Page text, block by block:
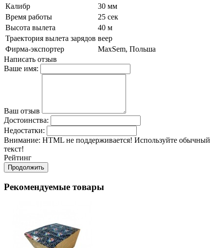
Калибр
30 мм
Время работы
25 сек
Высота вылета
40 м
Траектория вылета зарядов веер
Фирма-экспортер
MaxSem, Польша
Написать отзыв
Ваше имя:
Ваш отзыв
Достоинства:
Недостатки:
Внимание: HTML не поддерживается! Используйте обычный
текст!
Рейтинг
Продолжить
Рекомендуемые товары